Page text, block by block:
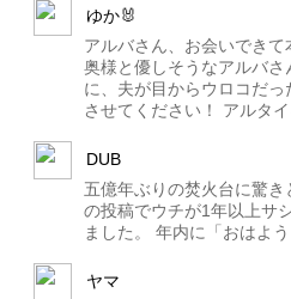
ゆか🐰
アルバさん、お会いでき
奥様と優しそうなアルバさ
に、夫が目からウロコだ
させてください！ アルタ
DUB
五億年ぶりの焚火台に驚
の投稿でウチが1年以上サ
ました。 年内に「おはよ
ヤマ